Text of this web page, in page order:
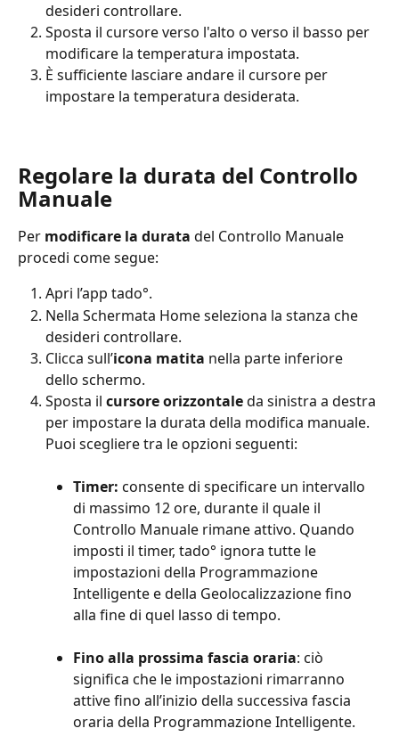
desideri controllare.
Sposta il cursore verso l'alto o verso il basso per
modificare la temperatura impostata.
È sufficiente lasciare andare il cursore per
impostare la temperatura desiderata.
Regolare la durata del Controllo
Manuale
Per modificare la durata del Controllo Manuale
procedi come segue:
Apri l’app tado°.
Nella Schermata Home seleziona la stanza che
desideri controllare.
Clicca sull’icona matita nella parte inferiore
dello schermo.
Sposta il cursore orizzontale da sinistra a destra
per impostare la durata della modifica manuale.
Puoi scegliere tra le opzioni seguenti:
Timer: consente di specificare un intervallo
di massimo 12 ore, durante il quale il
Controllo Manuale rimane attivo. Quando
imposti il timer, tado° ignora tutte le
impostazioni della Programmazione
Intelligente e della Geolocalizzazione fino
alla fine di quel lasso di tempo.
Fino alla prossima fascia oraria: ciò
significa che le impostazioni rimarranno
attive fino all’inizio della successiva fascia
oraria della Programmazione Intelligente.